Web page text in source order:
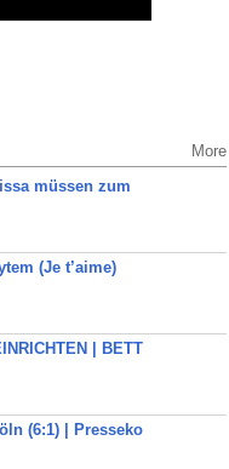
More
müssen zum
(Je t’aime)
| BETT
(6:1) | Presseko